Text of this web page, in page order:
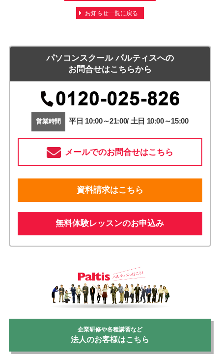
お知らせ一覧に戻る
パソコンスクール パルティスへの
お問合せはこちらから
営業時間 平日 10:00～21:00/ 土日 10:00～15:00
メールでのお問合せはこちら
資料請求はこちら
無料体験レッスンのお申込み
企業研修や各種講習など
法人のお客様はこちら